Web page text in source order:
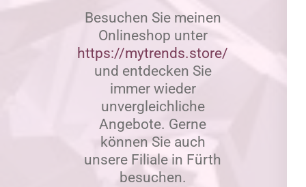
Besuchen Sie meinen
Onlineshop unter
https://mytrends.store/rettig
und entdecken Sie
immer wieder
unvergleichliche
Angebote. Gerne
können Sie auch
unsere Filiale in Fürth
besuchen.